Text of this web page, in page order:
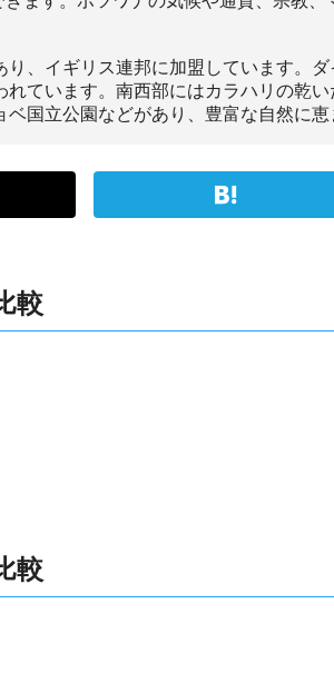
、イギリス連邦に加盟しています。
ています。南西部にはカラハリの乾
国立公園などがあり、豊富な自然に恵
較
較